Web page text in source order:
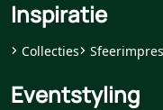
Inspiratie
Collecties
Eventstyling